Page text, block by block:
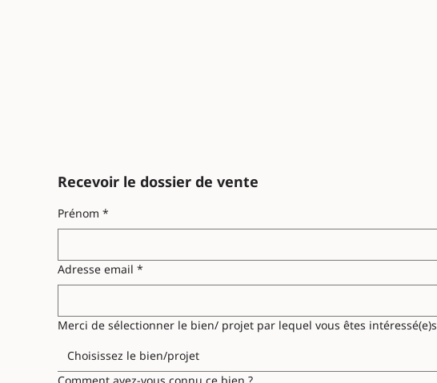
Recevoir le dossier de vente
Prénom *
Adresse email *
Merci de sélectionner le bien/ projet par lequel vous êtes intéressé(e)s
Choisissez le bien/projet
Comment avez-vous connu ce bien ?